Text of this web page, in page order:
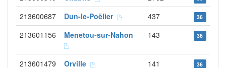
213600687 Dun-le-Poëlier 437 36
213601156 Menetou-sur-Nahon 143 36
213601479 Orville 141 36